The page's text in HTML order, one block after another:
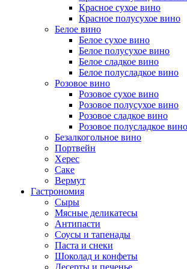
Красное сухое вино
Красное полусухое вино
Белое вино
Белое сухое вино
Белое полусухое вино
Белое сладкое вино
Белое полусладкое вино
Розовое вино
Розовое сухое вино
Розовое полусухое вино
Розовое сладкое вино
Розовое полусладкое вино
Безалкогольное вино
Портвейн
Херес
Саке
Вермут
Гастрономия
Сыры
Мясные деликатесы
Антипасти
Соусы и тапенады
Паста и снеки
Шоколад и конфеты
Десерты и печенье